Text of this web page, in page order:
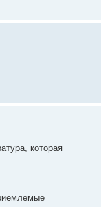
которая